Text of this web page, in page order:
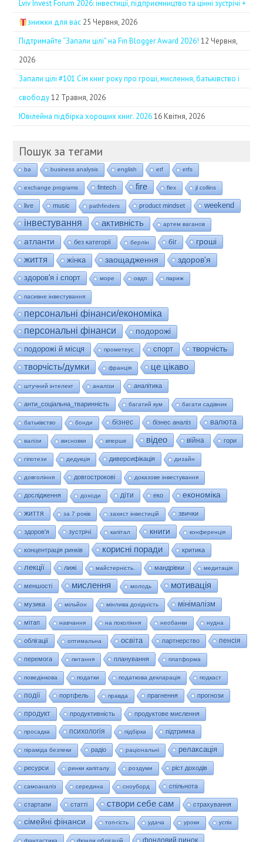
Lviv Invest Forum 2026: інвестиції, підприємництво та цінні зустрічі +
знижки для вас 25 Червня, 2026
Підтримайте “Запали цілі” на Fin Blogger Award 2026! 12 Червня,
2026
Запали цілі #101 Сім книг року про гроші, мислення, батьківство і
свободу 12 Травня, 2026
Ювілейна підбірка хороших книг. 2026 16 Квітня, 2026
Пошук за тегами
ba business analysis english etf etfs
exchange programs fintech fire flex jl collins
live music pathfinders product mindset weekend
інвестування активність артем ваганов
атланти без категорії берлін біг гроші
життя жінка заощадження здоров'я
здоров'я і спорт море овдп париж
пасивне інвестування
персональні фінанси/економіка
персональні фінанси
подорожі
подорожі й місця
прометеус спорт
творчість
творчість/думки
франція це цікаво
штучний інтелект аналізи аналітика
анти_соціальна_тваринність багатий кум багати садівник
батьківство бонди бізнес бізнес аналіз валюта
валізи висновки вперше відео війна гори
гіпотези дедукція диверсифікація дизайн
довгоління довгострокові доказове інвестування
дослідження доходи діти еко економіка
життя за 7 років захист інвестицій звички
здоров'я зустрічі капітал книги конференція
концентрація ринків корисні поради критика
лекції лижі майстерність. мандрівки медитація
меншості мислення молодь мотивація
музика мільйон мінлива дохідність мінімалізм
мітап навчання на покоління необанки нудна
облігації оптимальна освіта партнерство пенсія
перемога питання планування платформа
поведінкова податки податкова декларація подкаст
події портфель правда прагнення прогнози
продукт продуктивність продуктове мислення
просадка психологія підбірка підтримка
піраміда безпеки радіо раціональні релаксація
ресурси ринки капіталу роздуми ріст доходів
самоаналіз середина сноуборд спільнота
стартапи статті створи себе сам страхування
сімейні фінанси топ-гість удача уроки успіх
фондовий ринок